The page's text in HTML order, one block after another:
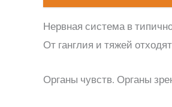
Нервная система в
От ганглия и тяжей
Органы чувств. Органы